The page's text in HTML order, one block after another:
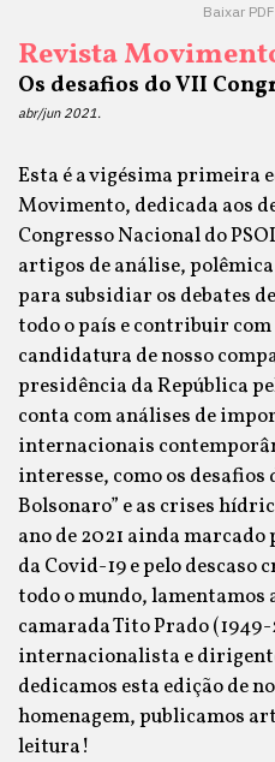
Baixar
Revista
Os desafios do VII
abr/jun 2021.
Esta é a vigésima primeira
Movimento, dedicada aos
Congresso Nacional do
artigos de análise,
para subsidiar os debates
todo o país e contribuir
candidatura de nosso
presidência da República
conta com análises de
internacionais
interesse, como os desafios
Bolsonaro” e as crises
ano de 2021 ainda
da Covid-19 e pelo descaso
todo o mundo, lamentamos
camarada Tito Prado
internacionalista e
dedicamos esta edição de
homenagem, publicamos
leitura!